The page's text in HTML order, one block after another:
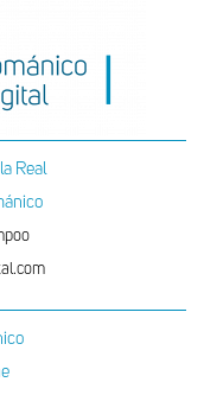
Real